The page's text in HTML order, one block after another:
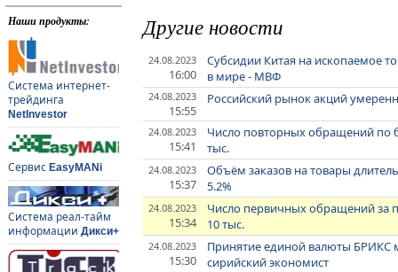
Наши продукты:
Система интернет-
трейдинга
NetInvestor
Сервис EasyMANi
Система реал-тайм
информации Дикси+
Другие новости
24.08.2023
16:00
Субсидии Китая на ископаемое
в мире - МВФ
24.08.2023
15:55
Российский рынок акций
24.08.2023
15:41
Число повторных обращений по
тыс.
24.08.2023
15:37
Объём заказов на товары
5.2%
24.08.2023
15:34
Число первичных обращений за
10 тыс.
24.08.2023
15:30
Принятие единой валюты
сирийский экономист